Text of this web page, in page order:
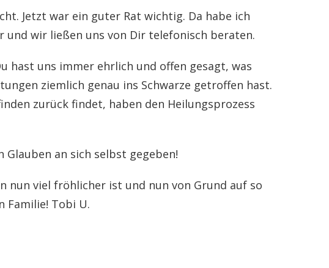
Jetzt war ein guter Rat wichtig. Da habe ich
und wir ließen uns von Dir telefonisch beraten.
hast uns immer ehrlich und offen gesagt, was
ziemlich genau ins Schwarze getroffen hast.
zurück findet, haben den Heilungsprozess
an sich selbst gegeben!
nun viel fröhlicher ist und nun von Grund auf so
Familie! Tobi U.